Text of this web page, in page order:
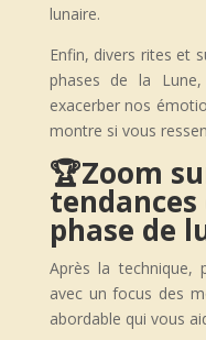
lunaire.
Enfin, divers rites et
phases de la
exacerber nos
montre si vous
🏆Zoom
phase de
Après la technique,
avec un focus des
abordable qui vous